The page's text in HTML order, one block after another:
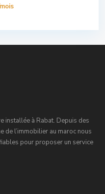
installée à Rabat. Depuis des
de l’immobilier au maroc nous
pour proposer un service